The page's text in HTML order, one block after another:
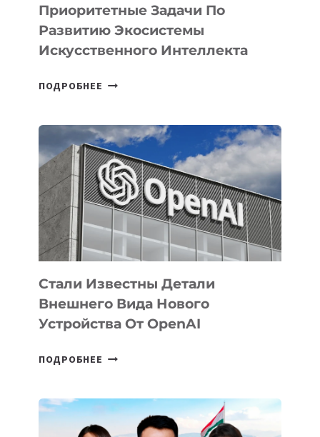
Приоритетные Задачи По
Развитию Экосистемы
Искусственного Интеллекта
ПОДРОБНЕЕ
ПРИОРИТЕТНЫЕ
ЗАДАЧИ
ПО
РАЗВИТИЮ
ЭКОСИСТЕМЫ
ИСКУССТВЕННОГО
ИНТЕЛЛЕКТА
Стали Известны Детали
Внешнего Вида Нового
Устройства От OpenAI
ПОДРОБНЕЕ СТАЛИ
ВНЕШНЕГО
ВИДА